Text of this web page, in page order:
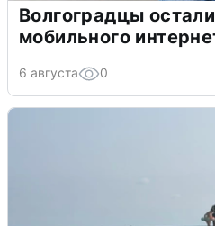
Волгоградцы
мобильного
6 августа 0